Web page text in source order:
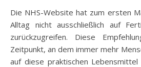
Die NHS-Website hat zum ersten Mal dazu aufgerufen, im
Alltag nicht ausschließlich auf
zurückzugreifen. Diese
Zeitpunkt, an dem immer mehr
auf diese praktischen